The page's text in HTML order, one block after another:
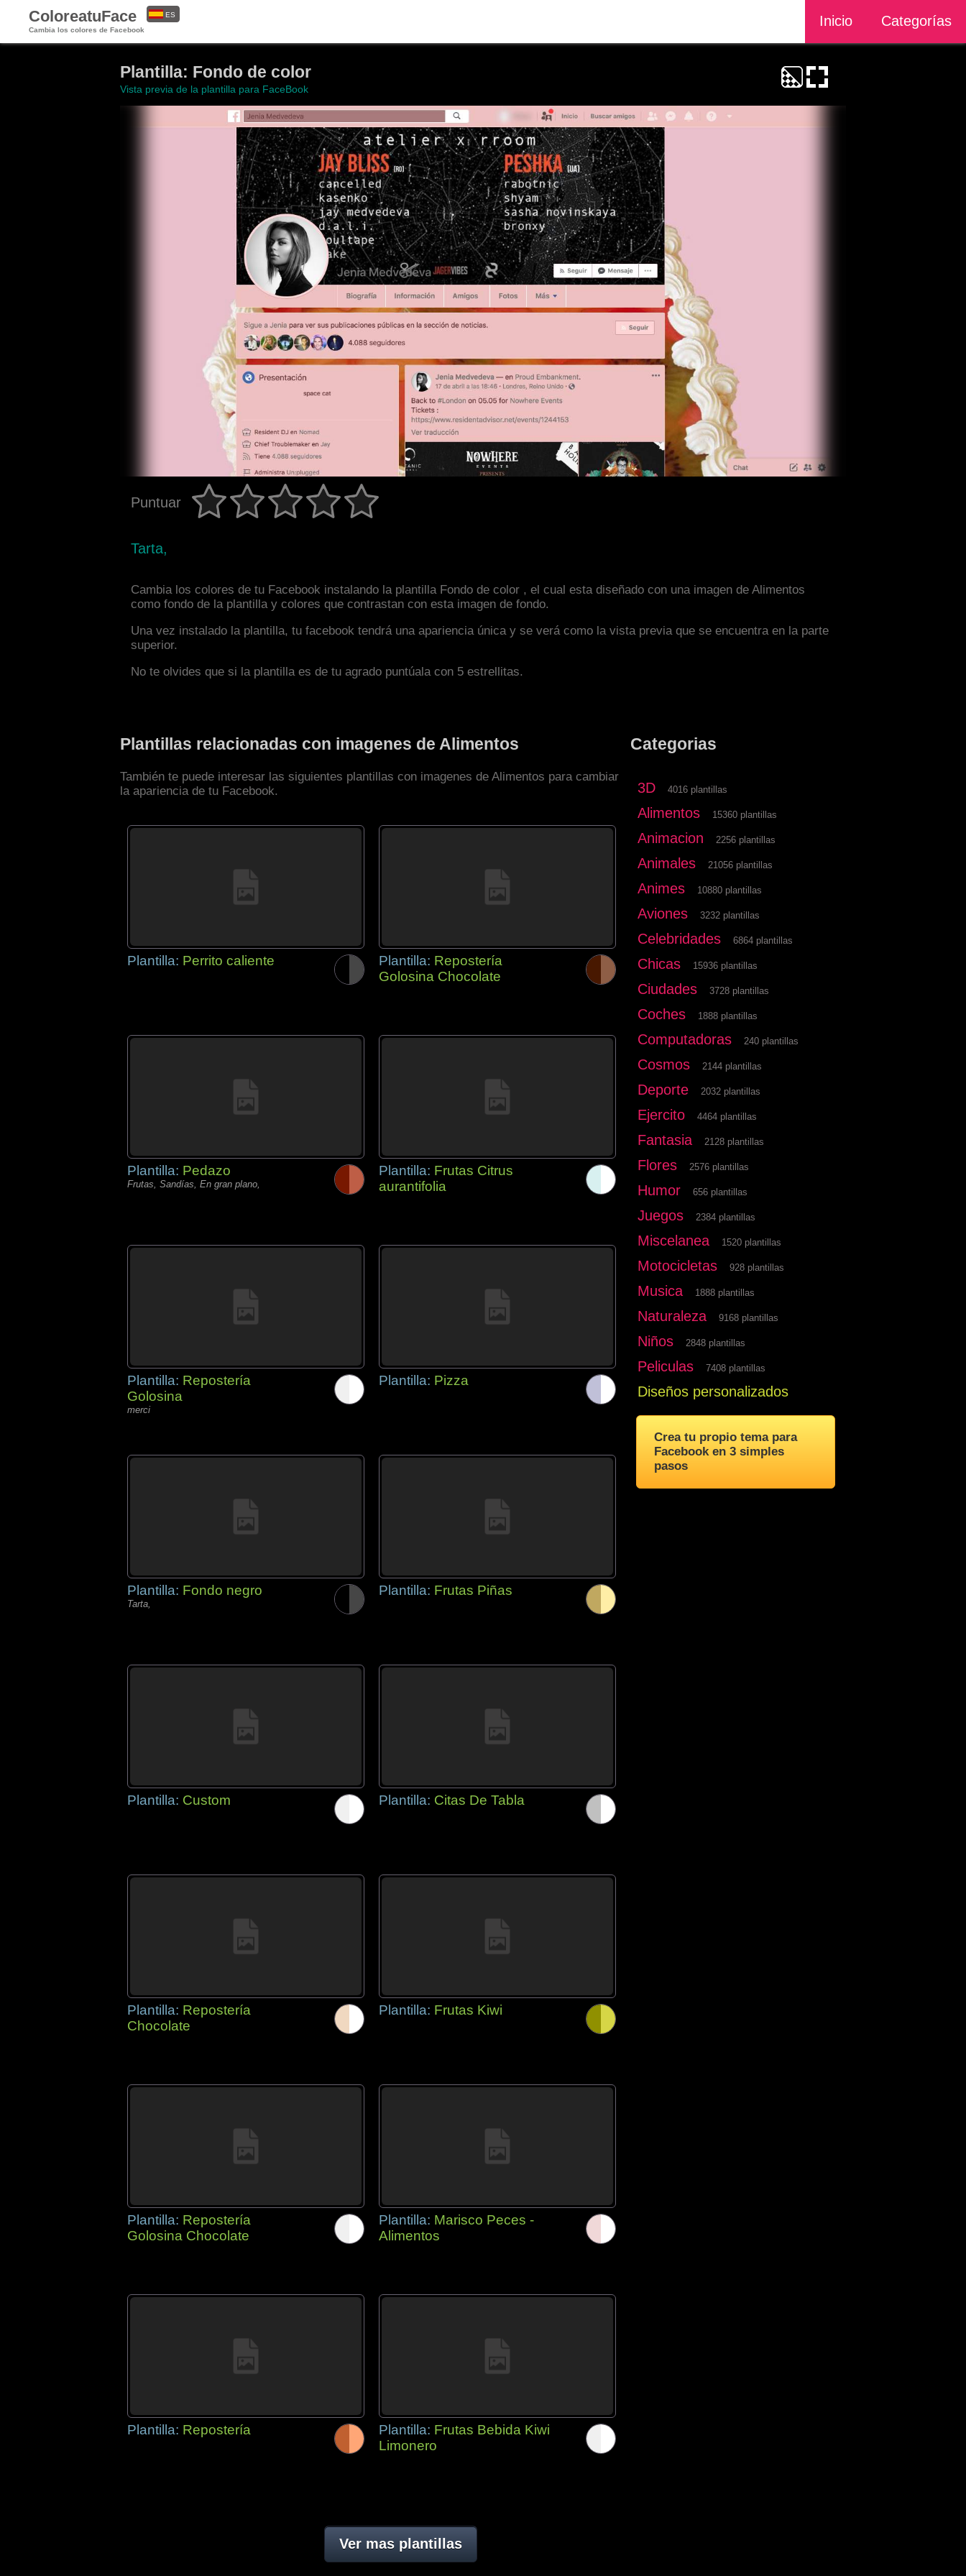
ColoreatuFace
Cambia los colores de Facebook
Inicio Categorías
ES
Plantilla: Fondo de color
Vista previa de la plantilla para FaceBook
Puntuar
Tarta,
Cambia los colores de tu Facebook instalando la plantilla Fondo de color , el cual esta diseñado con una imagen de Alimentos
como fondo de la plantilla y colores que contrastan con esta imagen de fondo.
Una vez instalado la plantilla, tu facebook tendrá una apariencia única y se verá como la vista previa que se encuentra en la parte
superior.
No te olvides que si la plantilla es de tu agrado puntúala con 5 estrellitas.
Plantillas relacionadas con imagenes de Alimentos
También te puede interesar las siguientes plantillas con imagenes de Alimentos para cambiar
la apariencia de tu Facebook.
Plantilla: Perrito caliente Plantilla: Repostería
Golosina Chocolate
Plantilla: Pedazo
Frutas, Sandías, En gran plano,
Plantilla: Frutas Citrus
aurantifolia
Plantilla: Repostería
Golosina
merci
Plantilla: Pizza
Plantilla: Fondo negro
Tarta,
Plantilla: Frutas Piñas
Plantilla: Custom Plantilla: Citas De Tabla
Plantilla: Repostería
Chocolate
Plantilla: Frutas Kiwi
Plantilla: Repostería
Golosina Chocolate
Plantilla: Marisco Peces -
Alimentos
Plantilla: Repostería Plantilla: Frutas Bebida Kiwi
Limonero
Ver mas plantillas
Categorias
3D 4016 plantillas
Alimentos 15360 plantillas
Animacion 2256 plantillas
Animales 21056 plantillas
Animes 10880 plantillas
Aviones 3232 plantillas
Celebridades 6864 plantillas
Chicas 15936 plantillas
Ciudades 3728 plantillas
Coches 1888 plantillas
Computadoras 240 plantillas
Cosmos 2144 plantillas
Deporte 2032 plantillas
Ejercito 4464 plantillas
Fantasia 2128 plantillas
Flores 2576 plantillas
Humor 656 plantillas
Juegos 2384 plantillas
Miscelanea 1520 plantillas
Motocicletas 928 plantillas
Musica 1888 plantillas
Naturaleza 9168 plantillas
Niños 2848 plantillas
Peliculas 7408 plantillas
Diseños personalizados
Crea tu propio tema para
Facebook en 3 simples
pasos